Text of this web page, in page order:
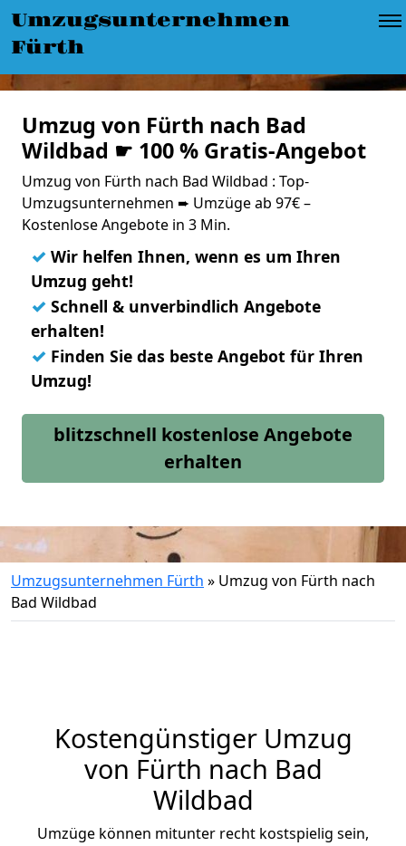
Umzugsunternehmen
Fürth
Umzug von Fürth nach Bad
Wildbad ☛ 100 % Gratis-Angebot
Umzug von Fürth nach Bad Wildbad : Top-
Umzugsunternehmen ➨ Umzüge ab 97€ –
Kostenlose Angebote in 3 Min.
✓ Wir helfen Ihnen, wenn es um Ihren
Umzug geht!
✓ Schnell & unverbindlich Angebote
erhalten!
✓ Finden Sie das beste Angebot für Ihren
Umzug!
blitzschnell kostenlose Angebote
erhalten
Umzugsunternehmen Fürth » Umzug von Fürth nach
Bad Wildbad
Kostengünstiger Umzug
von Fürth nach Bad
Wildbad
Umzüge können mitunter recht kostspielig sein,